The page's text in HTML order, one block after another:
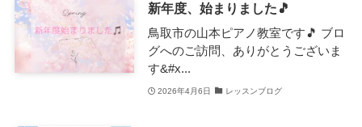
新年度、始まりました🎵
鳥取市の山本ピアノ教室です🎵 ブロ
グへのご訪問、ありがとうございま
す&#x...
2026年4月6日 レッスンブログ